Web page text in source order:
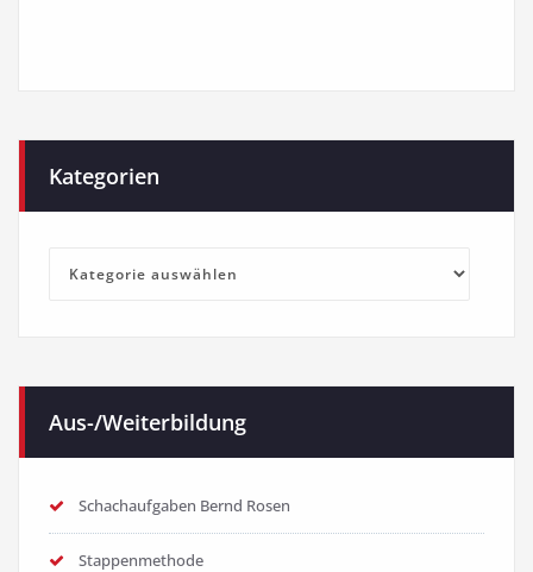
Kategorien
Kategorien
Aus-/Weiterbildung
Schachaufgaben Bernd Rosen
Stappenmethode